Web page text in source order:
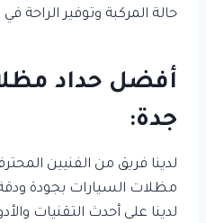
حالة المركبة وتوفير الراحة
أفضل حداد
جدة:
لدينا فريق من الفنيين
مظلات السيارات بجودة ودقة
لدينا على أحدث التقنيات